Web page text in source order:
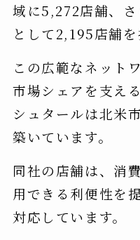
域に5,272店舗、
として2,195店舗を
この広範なネット
市場シェアを支え
シュタールは北米
築いています。
同社の店舗は、消
用できる利便性を
対応しています。